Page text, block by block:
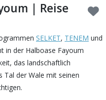
| Reise
SELKET, TENEM und
in der Halboase Fayoum
das landschaftlich
Tal der Wale mit seinen